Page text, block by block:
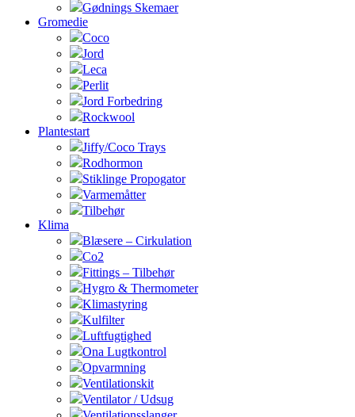
Gødnings Skemaer
Gromedie
Coco
Jord
Leca
Perlit
Jord Forbedring
Rockwool
Plantestart
Jiffy/Coco Trays
Rodhormon
Stiklinge Propogator
Varmemåtter
Tilbehør
Klima
Blæsere – Cirkulation
Co2
Fittings – Tilbehør
Hygro & Thermometer
Klimastyring
Kulfilter
Luftfugtighed
Ona Lugtkontrol
Opvarmning
Ventilationskit
Ventilator / Udsug